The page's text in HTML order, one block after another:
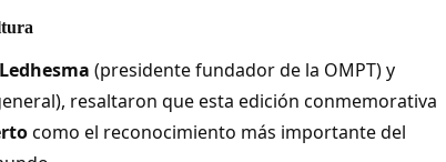
(presidente fundador de la OMPT) y
resaltaron que esta edición conmemorativa
como el reconocimiento más importante del